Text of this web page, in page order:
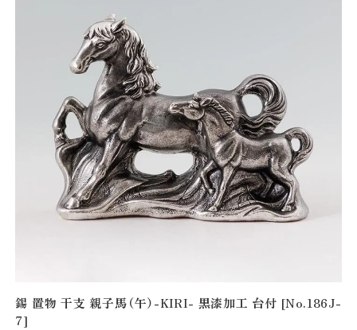
錫 置物 干支 親子馬（午）-KIRI- 黒漆加工 台付 [No.186J-
7]